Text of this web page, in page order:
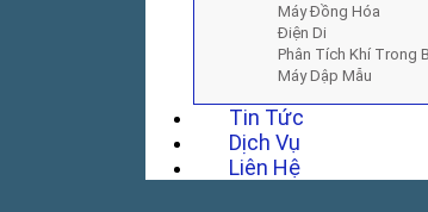
Máy Đồng Hóa
Điện Di
Phân Tích Khí Trong
Máy Dập Mẫu
Tin Tức
Dịch Vụ
Liên Hệ